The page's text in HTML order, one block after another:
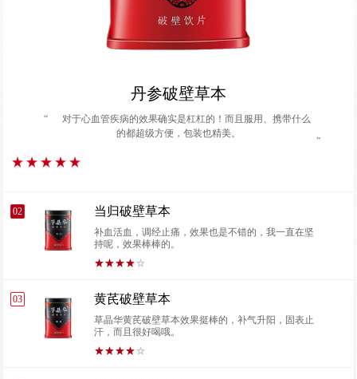
丹参破壁草本
“
对于心血管疾病的效果确实是杠杠的！而且服用、携带什么
的都超级方便，包装也精美。
”
02 当归破壁草本
补血活血，调经止痛，效果也是不错的，我一直在坚
持呢，效果棒棒的。
03 黄芪破壁草本
草晶华黄芪破壁草本效果挺棒的，补气升阳，固表止
汗，而且很好喝哦。